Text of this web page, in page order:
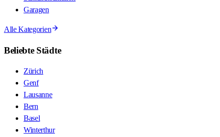
Garagen
Alle Kategorien
Beliebte Städte
Zürich
Genf
Lausanne
Bern
Basel
Winterthur